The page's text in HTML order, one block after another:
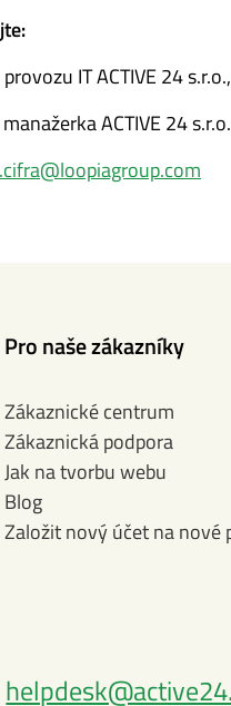
ITACTIVE 24 s.r.o.,
ACTIVE 24
Pro naše zákazníky
Zákaznické centrum
Zákaznická podpora
Jak na tvorbu webu
Blog
Založit nový účet na nové